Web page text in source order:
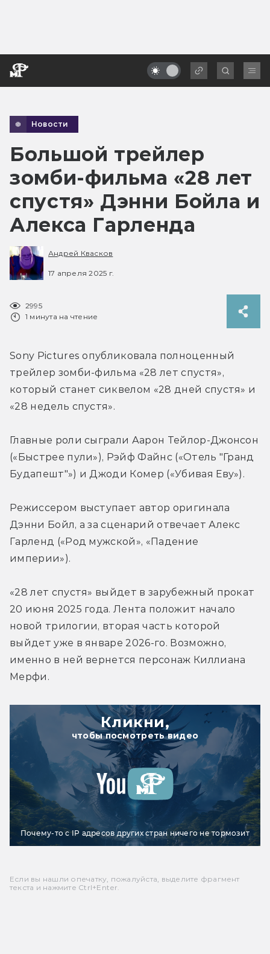
Новости
Большой трейлер
зомби-фильма «28 лет
спустя» Дэнни Бойла и
Алекса Гарленда
Андрей Квасков
17 апреля 2025 г.
2995
1 минута на чтение
Sony Pictures опубликовала полноценный
трейлер зомби-фильма «28 лет спустя»,
который станет сиквелом «28 дней спустя» и
«28 недель спустя».
Главные роли сыграли Аарон Тейлор-Джонсон
(«Быстрее пули»), Рэйф Файнс («Отель "Гранд
Будапешт"») и Джоди Комер («Убивая Еву») .
Режиссером выступает автор оригинала
Дэнни Бойл, а за сценарий отвечает Алекс
Гарленд («Род мужской», «Падение
империи»).
«28 лет спустя» выйдет в зарубежный прокат
20 июня 2025 года. Лента положит начало
новой трилогии, вторая часть которой
выйдет уже в январе 2026-го. Возможно,
именно в ней вернется персонаж Киллиана
Мерфи.
Кликни,
чтобы посмотреть видео
Почему-то с IP адресов других стран ничего не тормозит
Если вы нашли опечатку, пожалуйста, выделите фрагмент
текста и нажмите Ctrl+Enter.